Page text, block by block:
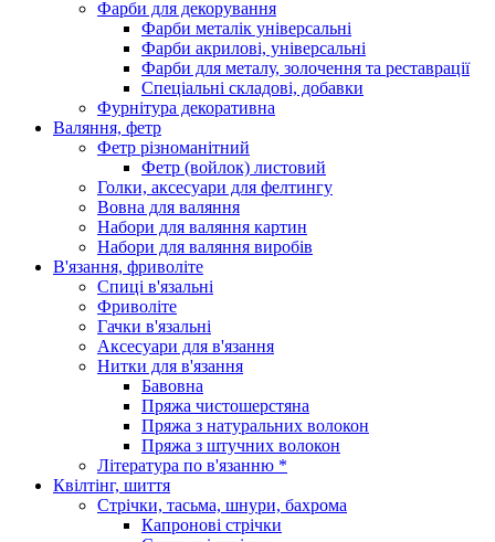
Фарби для декорування
Фарби металік універсальні
Фарби акрилові, універсальні
Фарби для металу, золочення та реставрації
Спеціальні складові, добавки
Фурнітура декоративна
Валяння, фетр
Фетр різноманітний
Фетр (войлок) листовий
Голки, аксесуари для фелтингу
Вовна для валяння
Набори для валяння картин
Набори для валяння виробів
В'язання, фриволіте
Спиці в'язальні
Фриволіте
Гачки в'язальні
Аксесуари для в'язання
Нитки для в'язання
Бавовна
Пряжа чистошерстяна
Пряжа з натуральних волокон
Пряжа з штучних волокон
Література по в'язанню *
Квілтінг, шиття
Стрічки, тасьма, шнури, бахрома
Капронові стрічки